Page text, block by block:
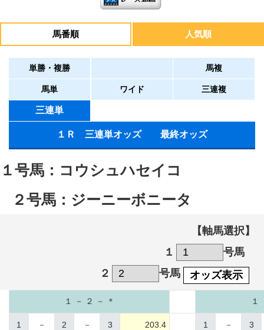
馬番順 人気順
単勝・複勝 馬複
馬単 ワイド 三連複
三連単
１Ｒ 三連単オッズ 最終オッズ
１号馬：コウシュハセイコ
２号馬：ジーニーボニータ
【軸馬選択】
１
号馬
２
号馬 オッズ表示
１ － ２ － ＊ １
1 － 2 － 3 203.4 1 － 3